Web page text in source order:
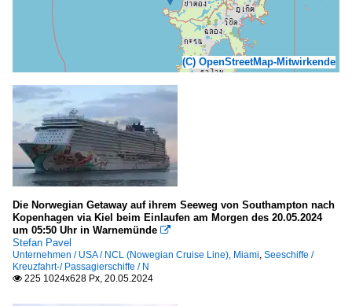
(C) OpenStreetMap-Mitwirkende
Die Norwegian Getaway auf ihrem Seeweg von Southampton nach
Kopenhagen via Kiel beim Einlaufen am Morgen des 20.05.2024
um 05:50 Uhr in Warnemünde 
Stefan Pavel
Unternehmen / USA / NCL (Nowegian Cruise Line), Miami Seeschiffe /
Kreuzfahrt-/ Passagierschiffe / N
 225 1024x628 Px, 20.05.2024